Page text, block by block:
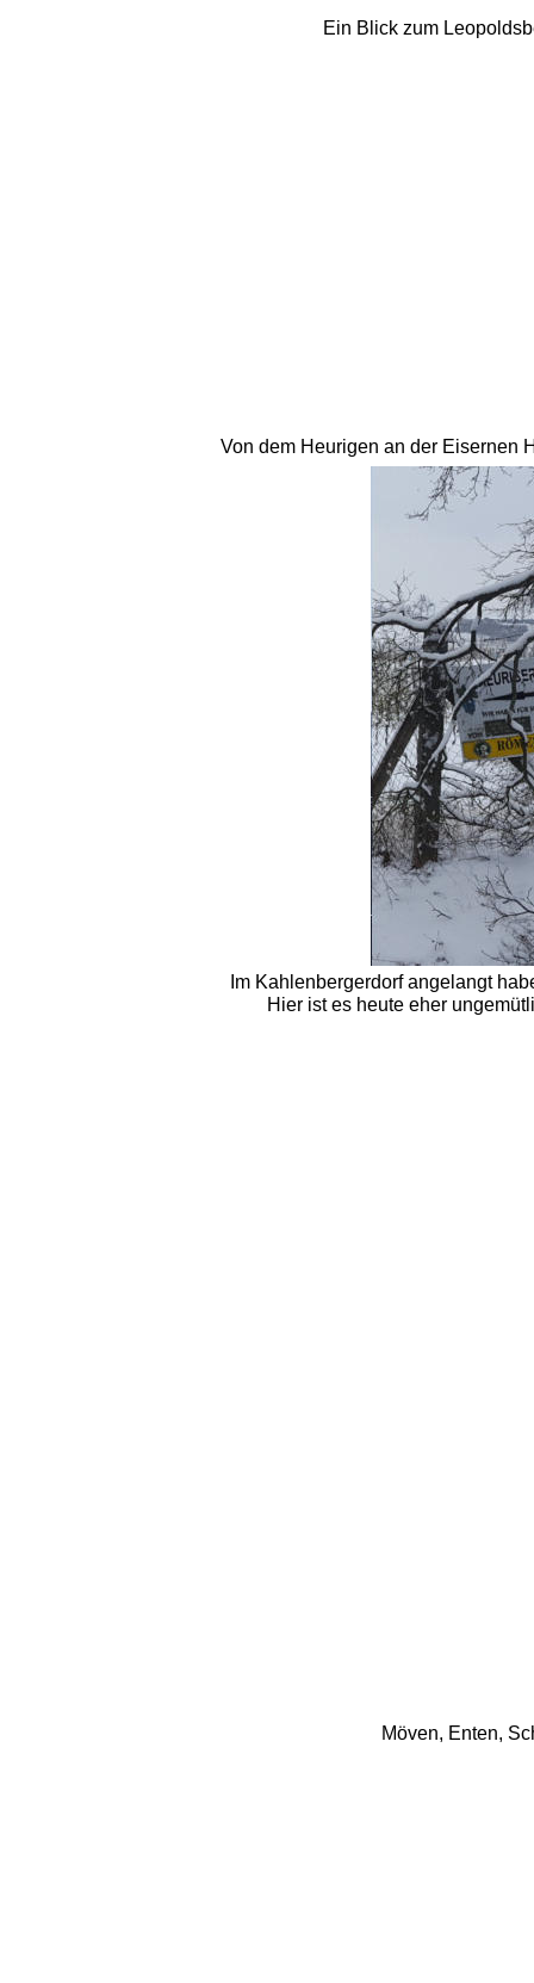
Ein Blick zum
Von dem Heurigen an der Eisernen
Im Kahlenbergerdorf angelangt
Hier ist es heute eher
Möven, Enten,